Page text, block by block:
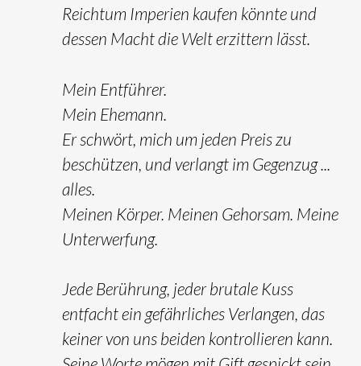
Reichtum Imperien kaufen könnte und
dessen Macht die Welt erzittern lässt.
Mein Entführer.
Mein Ehemann.
Er schwört, mich um jeden Preis zu
beschützen, und verlangt im Gegenzug ...
alles.
Meinen Körper. Meinen Gehorsam. Meine
Unterwerfung.
Jede Berührung, jeder brutale Kuss
entfacht ein gefährliches Verlangen, das
keiner von uns beiden kontrollieren kann.